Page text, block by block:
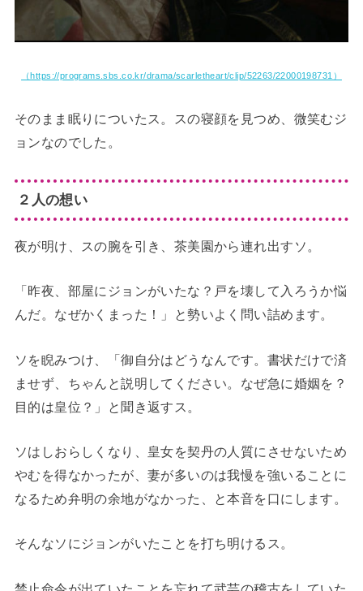
（https://programs.sbs.co.kr/drama/scarletheart/clip/52263/22000198731）
そのまま眠りについたス。スの寝顔を見つめ、微笑むジ
ョンなのでした。
２人の想い
夜が明け、スの腕を引き、茶美園から連れ出すソ。
「昨夜、部屋にジョンがいたな？戸を壊して入ろうか悩
んだ。なぜかくまった！」と勢いよく問い詰めます。
ソを睨みつけ、「御自分はどうなんです。書状だけで済
ませず、ちゃんと説明してください。なぜ急に婚姻を？
目的は皇位？」と聞き返すス。
ソはしおらしくなり、皇女を契丹の人質にさせないため
やむを得なかったが、妻が多いのは我慢を強いることに
なるため弁明の余地がなかった、と本音を口にします。
そんなソにジョンがいたことを打ち明けるス。